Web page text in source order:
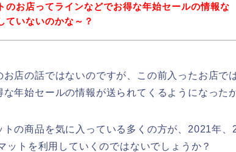
のお店ってラインなどでお得な年始セールの情報な
ていないのかな～？
お店の話ではないのですが、この前入ったお店で
年始セールの情報が送られてくるようになった
トの商品を気に入っている多くの方が、2021年
ットを利用していくのではないでしょうか？